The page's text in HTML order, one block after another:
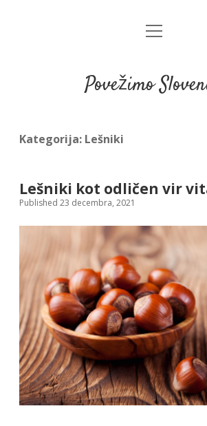
open
Povežimo
Kategorija: Lešniki
Lešniki kot odličen vir
Published 23 decembra, 2021